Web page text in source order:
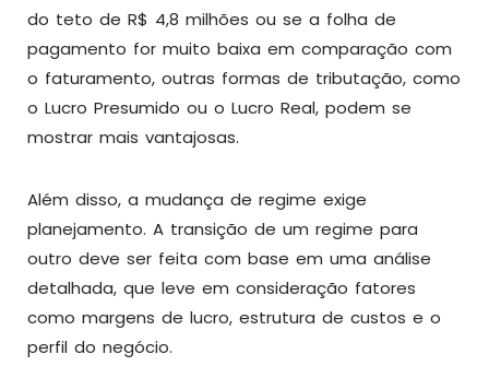
do teto de R$ 4,8 milhões ou se a folha de
pagamento for muito baixa em comparação com
o faturamento, outras formas de tributação, como
o Lucro Presumido ou o Lucro Real, podem se
mostrar mais vantajosas.
Além disso, a mudança de regime exige
planejamento. A transição de um regime para
outro deve ser feita com base em uma análise
detalhada, que leve em consideração fatores
como margens de lucro, estrutura de custos e o
perfil do negócio.